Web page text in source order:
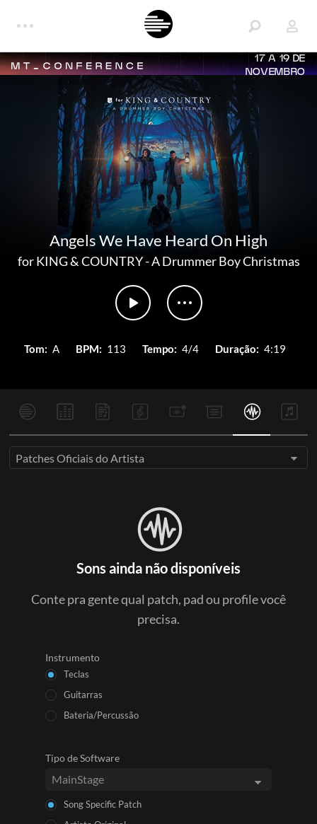
17 A 19 DE
NOVEMBRO
Angels We Have Heard On High
for KING & COUNTRY-A Drummer Boy Christmas
Tom: A BPM: 113 Tempo: 4/4 Duração: 4:19
Patches Oficiais do Artista
Sons ainda não disponíveis
Conte pra gente qual patch, pad ou profile você
precisa.
Instrumento
Teclas
Guitarras
Bateria/Percussão
Tipo de Software
Song Specific Patch